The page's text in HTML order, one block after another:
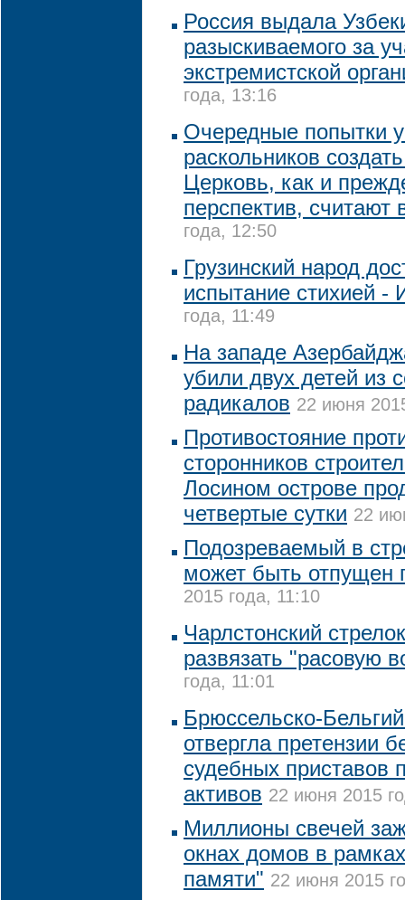
Россия выдала
разыскиваемого за
экстремистской
года, 13:16
Очередные попытки
раскольников
Церковь, как и
перспектив,
года, 12:50
Грузинский народ
испытание стихией -
года, 11:49
На западе
убили двух детей из
радикалов 22 июня
Противостояние
сторонников
Лосином острове
четвертые сутки 22
Подозреваемый в
может быть отпущен
2015 года, 11:10
Чарлстонский
развязать "расовую
года, 11:01
Брюссельско-
отвергла претензии
судебных приставов
активов 22 июня 2015
Миллионы свечей
окнах домов в
памяти" 22 июня 2015